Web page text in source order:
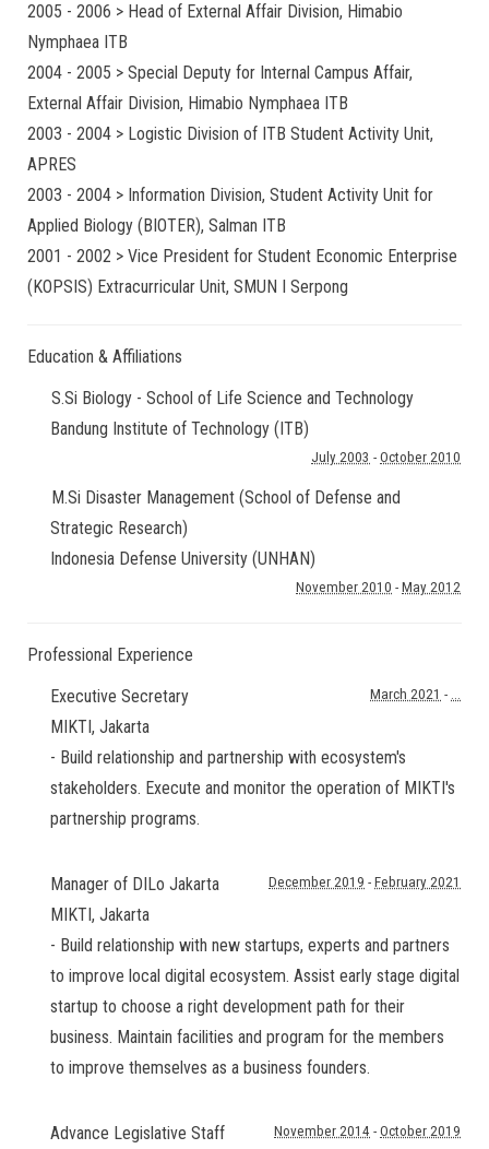
2005 - 2006 > Head of External Affair Division, Himabio
Nymphaea ITB
2004 - 2005 > Special Deputy for Internal Campus Affair,
External Affair Division, Himabio Nymphaea ITB
2003 - 2004 > Logistic Division of ITB Student Activity Unit,
APRES
2003 - 2004 > Information Division, Student Activity Unit for
Applied Biology (BIOTER), Salman ITB
2001 - 2002 > Vice President for Student Economic Enterprise
(KOPSIS) Extracurricular Unit, SMUN I Serpong
Education & Affiliations
S.Si Biology - School of Life Science and Technology
Bandung Institute of Technology (ITB)
July 2003 - October 2010
M.Si Disaster Management (School of Defense and
Strategic Research)
Indonesia Defense University (UNHAN)
November 2010 - May 2012
Professional Experience
Executive Secretary
MIKTI, Jakarta
March 2021 - ...
- Build relationship and partnership with ecosystem's
stakeholders. Execute and monitor the operation of MIKTI's
partnership programs.
Manager of DILo Jakarta
MIKTI, Jakarta
December 2019 - February 2021
- Build relationship with new startups, experts and partners
to improve local digital ecosystem. Assist early stage digital
startup to choose a right development path for their
business. Maintain facilities and program for the members
to improve themselves as a business founders.
Advance Legislative Staff
November 2014 - October 2019